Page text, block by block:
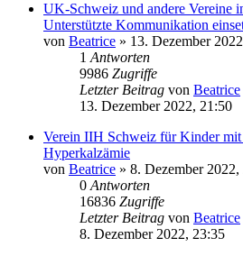
UK-Schweiz und andere Vereine
Unterstützte Kommunikation
von Beatrice » 13. Dezember
1 Antworten
9986 Zugriffe
Letzter Beitrag von Beatrice
13. Dezember 2022, 21:50
Verein IIH Schweiz für Kinder
Hyperkalzämie
von Beatrice » 8. Dezember 2022,
0 Antworten
16836 Zugriffe
Letzter Beitrag von Beatrice
8. Dezember 2022, 23:35